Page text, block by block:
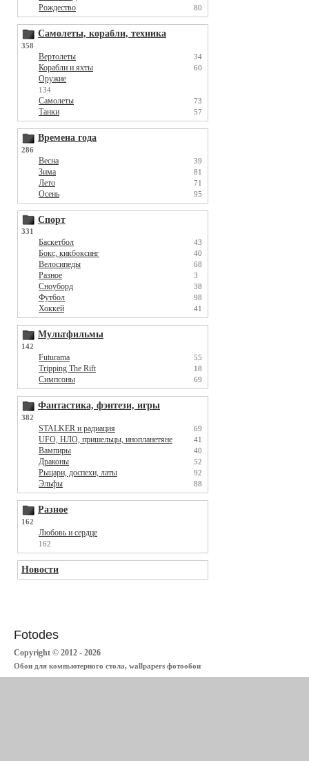
Рождество 80
Самолеты, корабли, техника
358
Вертолеты 34
Корабли и яхты 60
Оружие
134
Самолеты 73
Танки 57
Времена года
286
Весна 39
Зима 81
Лето 71
Осень 95
Спорт
331
Баскетбол 43
Бокс, кикбоксинг 40
Велосипеды 68
Разное 3
Сноуборд 38
Футбол 98
Хоккей 41
Мультфильмы
142
Futurama 55
Tripping The Rift 18
Симпсоны 69
Фантастика, фэнтези, игры
382
STALKER и радиация 69
UFO, НЛО, пришельцы, инопланетяне 41
Вампиры 40
Драконы 52
Рыцари, доспехи, латы 92
Эльфы 88
Разное
162
Любовь и сердце
162
Новости
Fotodes
Copyright © 2012 - 2026
Обои для компьютерного стола, wallpapers фотообои